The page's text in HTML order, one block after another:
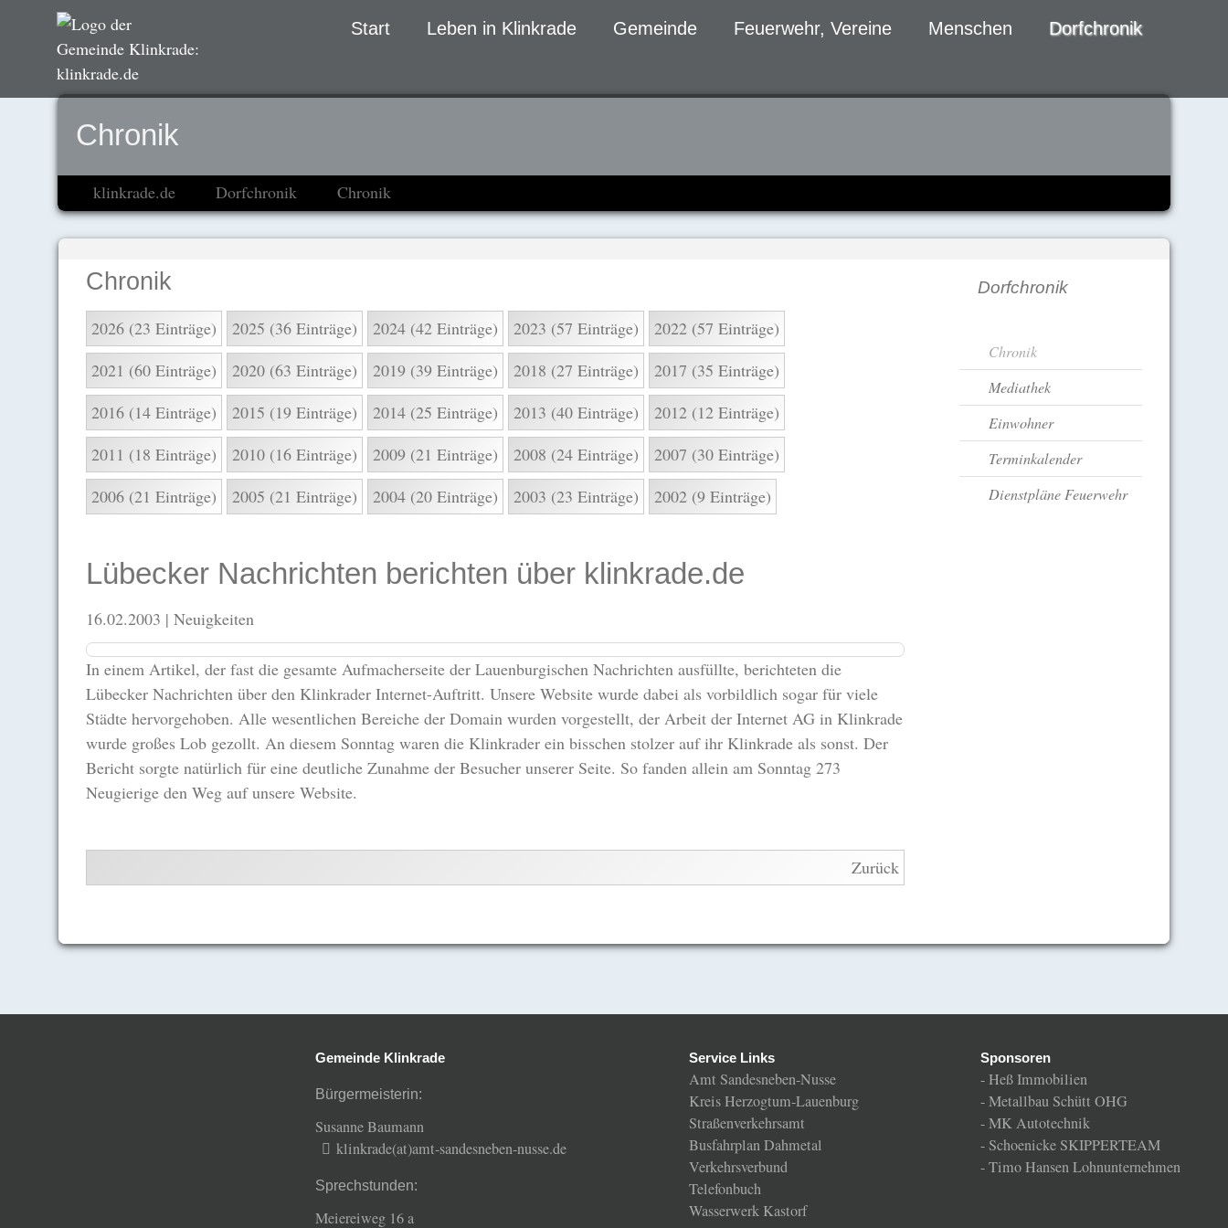
Navigation
Start Leben in Klinkrade Gemeinde Feuerwehr, Vereine Menschen Dorfchronik
Chronik
klinkrade.de Dorfchronik Chronik
Chronik
2026 (23 Einträge) 2025 (36 Einträge) 2024 (42 Einträge) 2023 (57 Einträge)
2022 (57 Einträge)
2021 (60 Einträge)
2020 (63 Einträge) 2019 (39 Einträge) 2018 (27 Einträge)
2017 (35 Einträge)
2016 (14 Einträge)
2015 (19 Einträge) 2014 (25 Einträge) 2013 (40 Einträge)
2012 (12 Einträge)
2011 (18 Einträge)
2010 (16 Einträge) 2009 (21 Einträge) 2008 (24 Einträge)
2007 (30 Einträge)
2006 (21 Einträge)
2005 (21 Einträge) 2004 (20 Einträge) 2003 (23 Einträge) 2002 (9 Einträge)
Lübecker Nachrichten berichten über klinkrade.de
16.02.2003 | Neuigkeiten
In einem Artikel, der fast die gesamte Aufmacherseite der Lauenburgischen Nachrichten ausfüllte, berichteten die
Lübecker Nachrichten über den Klinkrader Internet-Auftritt. Unsere Website wurde dabei als vorbildlich sogar für viele
Städte hervorgehoben. Alle wesentlichen Bereiche der Domain wurden vorgestellt, der Arbeit der Internet AG in Klinkrade
wurde großes Lob gezollt. An diesem Sonntag waren die Klinkrader ein bisschen stolzer auf ihr Klinkrade als sonst. Der
Bericht sorgte natürlich für eine deutliche Zunahme der Besucher unserer Seite. So fanden allein am Sonntag 273
Neugierige den Weg auf unsere Website.
Zurück
Dorfchronik
Navigation
überspringen
Chronik
Mediathek
Einwohner
Terminkalender
Dienstpläne Feuerwehr
Gemeinde Klinkrade
Bürgermeisterin:
Susanne Baumann
klinkrade(at)amt-sandesneben-nusse.de
Sprechstunden:
Meiereiweg 16 a
Service Links
Amt Sandesneben-Nusse
Kreis Herzogtum-Lauenburg
Straßenverkehrsamt
Busfahrplan Dahmetal
Verkehrsverbund
Telefonbuch
Wasserwerk Kastorf
Sponsoren
-Heß Immobilien
-Metallbau Schütt OHG
-MK Autotechnik
- Schoenicke SKIPPERTEAM
-Timo Hansen Lohnunternehmen